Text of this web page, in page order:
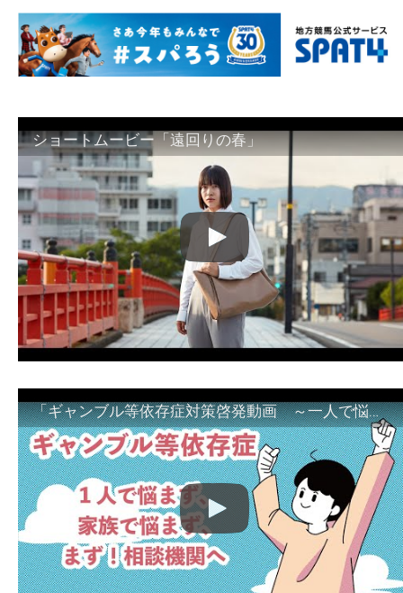
ショートムービー「遠回りの春」
「ギャンブル等依存症対策啓発動画 ～一人で悩まず、家族で悩まず、まず！相談機関へ～」